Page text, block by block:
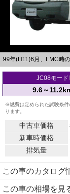
99年(H11)6月、FMC時
JC08モード
9.6～
※燃費は定められた試験条件
ります。
中古車価格
新車時価格
排気量
この車のカタログ
この車の相場を見